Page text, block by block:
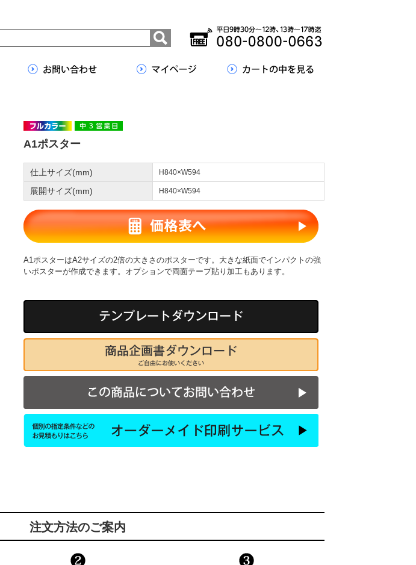
A1ポスター
仕上サイズ(mm) H840×W594
展開サイズ(mm) H840×W594
A1ポスターはA2サイズの2倍の大きさのポスターです。大きな紙面でインパクトの強
いポスターが作成できます。オプションで両面テープ貼り加工もあります。
注文方法のご案内